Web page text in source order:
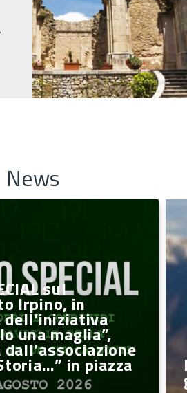
News
sul
Irpino, in
dell’iniziativa
una maglia”,
in piazza